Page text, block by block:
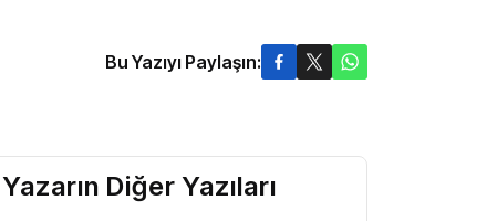
Bu Yazıyı Paylaşın:
Yazarın Diğer Yazıları